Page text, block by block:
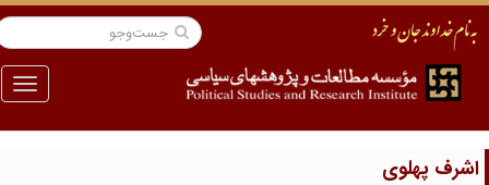
منو
پهلوی